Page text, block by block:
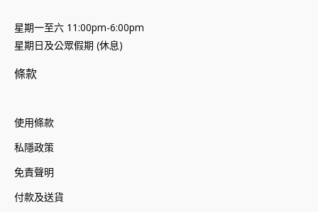
星期一至六 11:00pm-6:00pm
星期日及公眾假期 (休息)
條款
使用條款
私隱政策
免責聲明
付款及送貨